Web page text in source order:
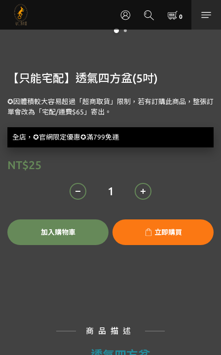
【只能宅配】透氣四方盆(5吋)
✪因體積較大容易超過「超商取貨」限制，若有訂購此商品，整張訂
單會改為「宅配/運費$65」寄出。
全店，✪官網限定優惠✪滿799免運
NT$25
加入購物車 立即購買
商品描述